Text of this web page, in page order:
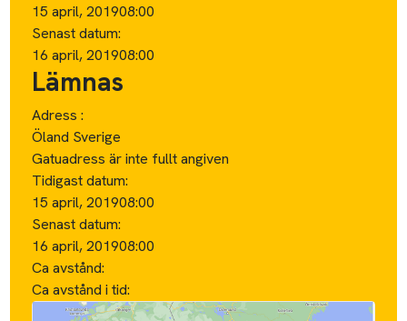
15 april, 201908:00
Senast datum:
16 april, 201908:00
Lämnas
Adress :
Öland Sverige
Gatuadress är inte fullt angiven
Tidigast datum:
15 april, 201908:00
Senast datum:
16 april, 201908:00
Ca avstånd:
Ca avstånd i tid: